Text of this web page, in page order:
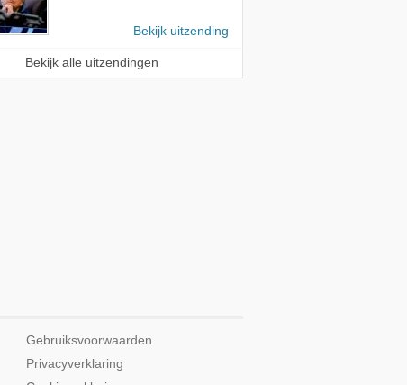
Bekijk uitzending
Bekijk alle uitzendingen
Gebruiksvoorwaarden
Privacyverklaring